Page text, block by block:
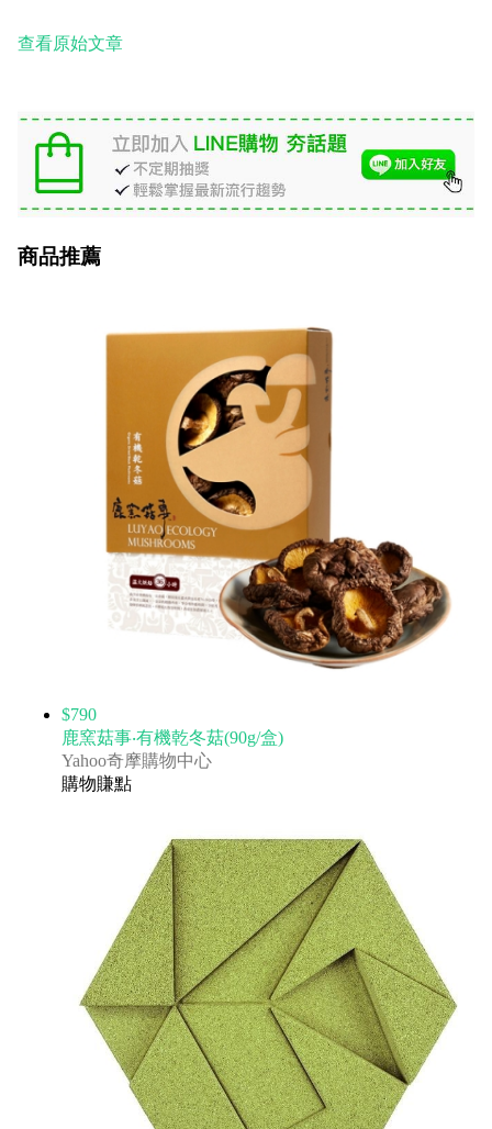
查看原始文章
商品推薦
$790
鹿窯菇事‧有機乾冬菇(90g/盒)
Yahoo奇摩購物中心
購物賺點